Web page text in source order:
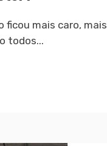
mais caro, mais
todos...